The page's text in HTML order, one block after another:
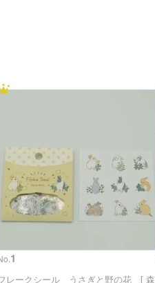
1
レークシール うさぎと野の花 [ 森